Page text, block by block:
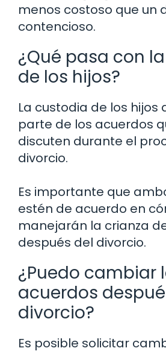
menos costoso que un
contencioso.
¿Qué pasa con
de los hijos?
La custodia de los hijos
parte de los acuerdos
discuten durante el
divorcio.
Es importante que
estén de acuerdo en
manejarán la crianza
después del divorcio.
¿Puedo cambiar
acuerdos
divorcio?
Es posible solicitar